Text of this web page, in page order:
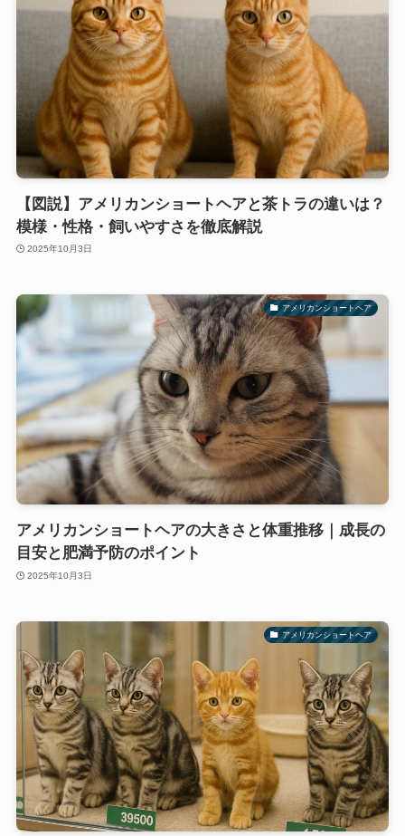
【図説】アメリカンショートヘアと茶トラの違いは？
模様・性格・飼いやすさを徹底解説
2025年10月3日
アメリカンショートヘア
アメリカンショートヘアの大きさと体重推移｜成長の
目安と肥満予防のポイント
2025年10月3日
アメリカンショートヘア